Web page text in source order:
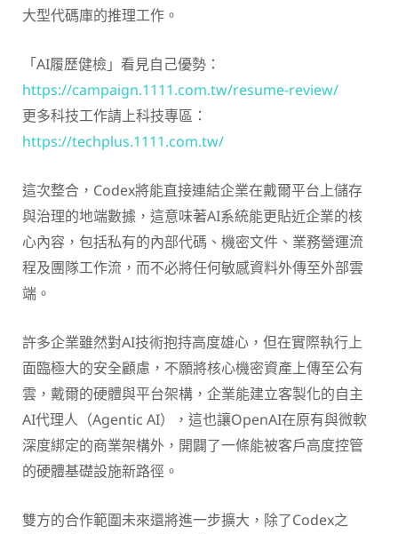
大型代碼庫的推理工作。
「AI履歷健檢」看見自己優勢：
https://campaign.1111.com.tw/resume-review/
更多科技工作請上科技專區：
https://techplus.1111.com.tw/
這次整合，Codex將能直接連結企業在戴爾平台上儲存
與治理的地端數據，這意味著AI系統能更貼近企業的核
心內容，包括私有的內部代碼、機密文件、業務營運流
程及團隊工作流，而不必將任何敏感資料外傳至外部雲
端。
許多企業雖然對AI技術抱持高度雄心，但在實際執行上
面臨極大的安全顧慮，不願將核心機密資產上傳至公有
雲，戴爾的硬體與平台架構，企業能建立客製化的自主
AI代理人（Agentic AI），這也讓OpenAI在原有與微軟
深度綁定的商業架構外，開闢了一條能被客戶高度控管
的硬體基礎設施新路徑。
雙方的合作範圍未來還將進一步擴大，除了Codex之